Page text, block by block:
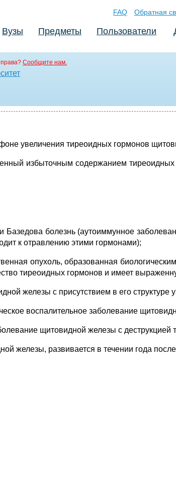
FAQ Обратная
Вузы Предметы Пользователи
Сообщите нам.
увеличения тиреоидных гормонов
избыточным содержанием
болезнь (аутоиммунное
к отравлению этими гормонами);
опухоль, образованная
тиреоидных гормонов и имеет
железы с присутствием в его структуре
воспалительное заболевание
щитовидной железы с деструкцией
железы, развивается в течении года